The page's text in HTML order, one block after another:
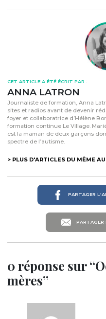
CET ARTICLE A ÉTÉ ÉCRIT PAR :
ANNA LATRON
Journaliste de formation, Anna
sites et radios avant de devenir
foyer et collaboratrice d’Hélène
formation continue Le Village.
est la maman de deux garçons
spectre de l’autisme.
> PLUS D'ARTICLES DU MÊME
PARTAGER
PARTAGER
0 réponse sur
mères”